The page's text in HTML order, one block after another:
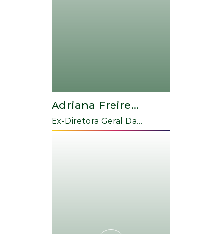
Adriana Freire
Nogueira
Ex-Diretora Geral Da
Cultura Algarve (2019-2023)